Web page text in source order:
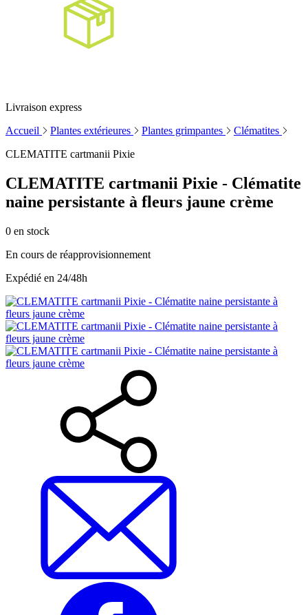
Livraison express
Accueil
Plantes extérieures Plantes grimpantes
Clématites
CLEMATITE cartmanii Pixie
CLEMATITE cartmanii Pixie - Clématite
naine persistante à fleurs jaune crème
0 en stock
En cours de réapprovisionnement
Expédié en 24/48h